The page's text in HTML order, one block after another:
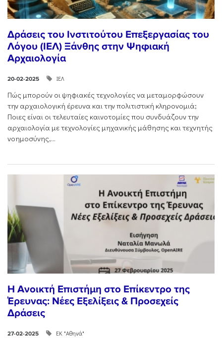
Δράσεις του Ινστιτούτου Επεξεργασίας του
Λόγου (ΙΕΛ) Ξάνθης στην Ψηφιακή
Αρχαιολογία
20-02-2025 ΙΕΛ
Πώς μπορούν οι ψηφιακές τεχνολογίες να μεταμορφώσουν
την αρχαιολογική έρευνα και την πολιτιστική κληρονομιά;
Ποιες είναι οι τελευταίες καινοτομίες που συνδυάζουν την
αρχαιολογία με τεχνολογίες μηχανικής μάθησης και τεχνητής
νοημοσύνης,...
Η Ανοικτή Επιστήμη στο Επίκεντρο της
Έρευνας: Νέες Εξελίξεις & Προσεχείς
Δράσεις
27-02-2025 ΕΚ "Αθηνά"